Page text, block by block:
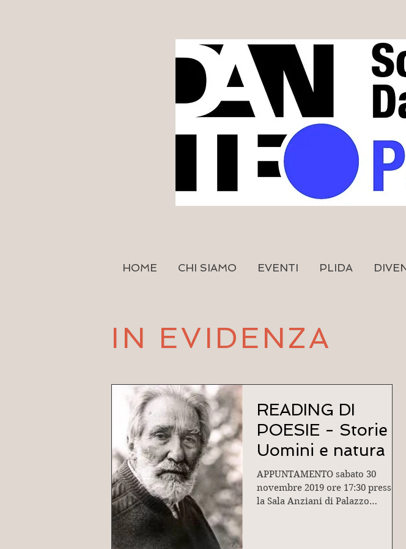
HOME CHI SIAMO EVENTI PLIDA
IN EVIDENZA
READING DI
POESIE - Storie di
Uomini e natura
APPUNTAMENTO sabato 30
novembre 2019 ore 17:30 presso
la Sala Anziani di Palazzo